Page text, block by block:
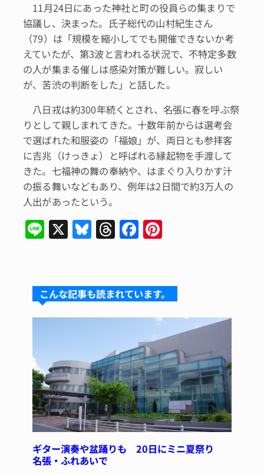
11月24日にあった神社と町の役員らの集まりで
協議し、決まった。氏子総代の山村紀生さん
（79）は「規模を縮小してでも開催できないか考
えていたが、第3波と言われる状況で、不特定多数
の人が集まる催しは感染対策が難しい。寂しい
が、苦渋の判断をした」と話した。
八日戎は約300年続くとされ、名張に春を呼ぶ祭
りとして親しまれてきた。十数年前からは選考会
で選ばれた和服姿の「福娘」が、両日とも参拝客
に吉兆（けっきょ）と呼ばれる縁起物を手渡して
きた。七福神の舞の奉納や、はまぐり入りかす汁
の振る舞いなどもあり、例年は2日間で約3万人の
人出があったという。
Li X Bl
s
k
y
T
a
d
s
F
e
b
o
o
k
re
st
こんな記事も読まれています。
ギター演奏や盆踊りも 20日にミニ夏祭り
名張・ふれあいで